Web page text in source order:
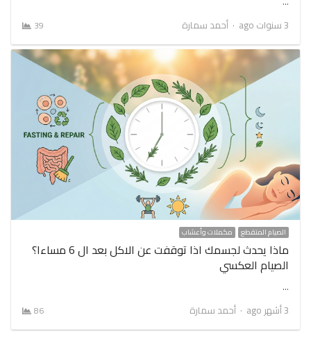
3 سنوات ago
Author
أحمد سمارة 39
الصيام المتقطع مكملات وأعشاب
ماذا يحدث لجسمك اذا توقفت عن الاكل بعد ال 6 مساءا؟
الصيام العكسي
…
3 أشهر ago
Author
أحمد سمارة 86